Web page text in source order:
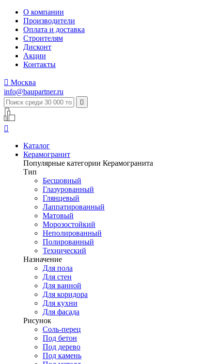
О компании
Производители
Оплата и доставка
Строителям
Дисконт
Акции
Контакты
 Москва
info@baupartner.ru


Каталог
Керамогранит
Популярные категории Керамогранита
Тип
Бесшовный
Глазурованный
Глянцевый
Лаппатированный
Матовый
Морозостойкий
Неполированный
Полированный
Технический
Назначение
Для пола
Для стен
Для ванной
Для коридора
Для кухни
Для фасада
Рисунок
Соль-перец
Под бетон
Под дерево
Под камень